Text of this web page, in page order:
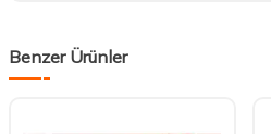
Benzer Ürünler